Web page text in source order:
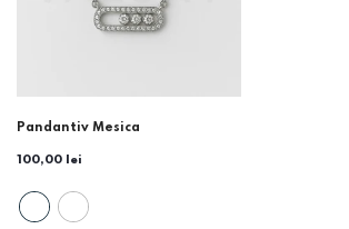
Pandantiv Mesica
100,00 lei